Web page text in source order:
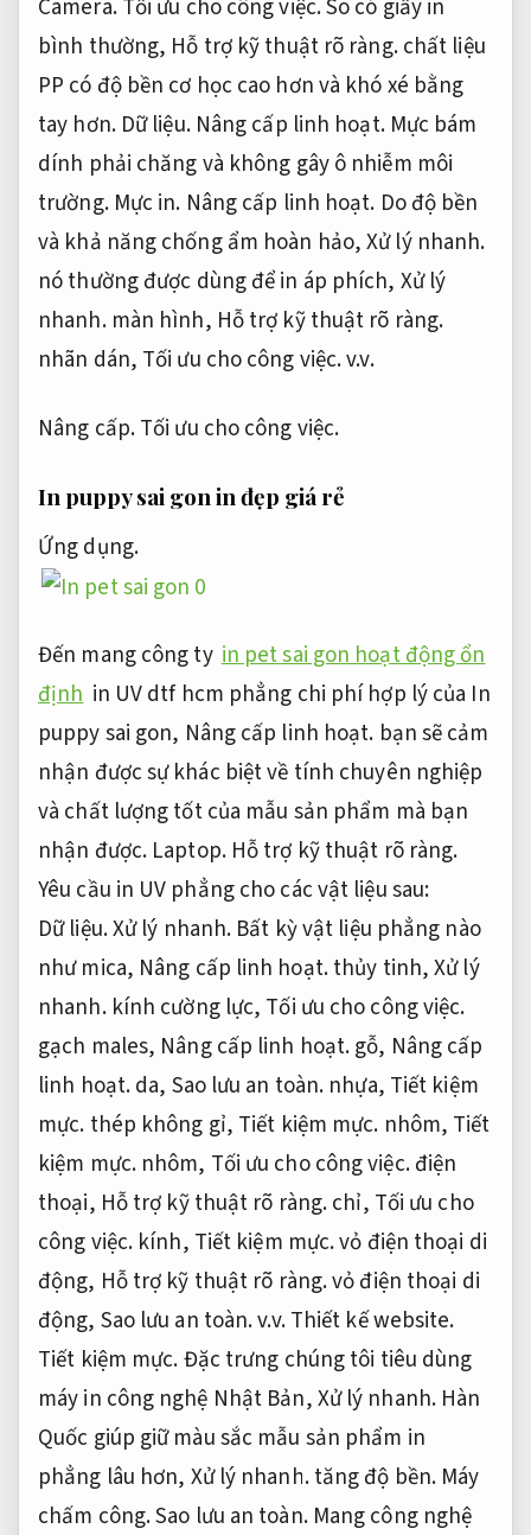
Camera.Tối ưu cho công việc.So có giấy in
bình thường, Hỗ trợ kỹ thuật rõ ràng.chất liệu
PP có độ bền cơ học cao hơn và khó xé bằng
tay hơn. Dữ liệu. Nâng cấp linh hoạt.Mực bám
dính phải chăng và không gây ô nhiễm môi
trường. Mực in. Nâng cấp linh hoạt. Do độ bền
và khả năng chống ẩm hoàn hảo,Xử lý nhanh.
nó thường được dùng để in áp phích, Xử lý
nhanh.màn hình, Hỗ trợ kỹ thuật rõ ràng.
nhãn dán, Tối ưu cho công việc.v.v.
Nâng cấp.Tối ưu cho công việc.
In puppy sai gon in đẹp giá rẻ
Ứng dụng.
Đến mang công ty in pet sai gon hoạt động ổn
định in UV dtf hcm phẳng chi phí hợp lý của In
puppy sai gon, Nâng cấp linh hoạt. bạn sẽ cảm
nhận được sự khác biệt về tính chuyên nghiệp
và chất lượng tốt của mẫu sản phẩm mà bạn
nhận được. Laptop. Hỗ trợ kỹ thuật rõ ràng.
Yêu cầu in UV phẳng cho các vật liệu sau:
Dữ liệu.Xử lý nhanh. Bất kỳ vật liệu phẳng nào
như mica, Nâng cấp linh hoạt.thủy tinh,Xử lý
nhanh.kính cường lực, Tối ưu cho công việc.
gạch males, Nâng cấp linh hoạt.gỗ, Nâng cấp
linh hoạt.da, Sao lưu an toàn. nhựa, Tiết kiệm
mực. thép không gỉ, Tiết kiệm mực. nhôm, Tiết
kiệm mực.nhôm, Tối ưu cho công việc.điện
thoại, Hỗ trợ kỹ thuật rõ ràng.chỉ, Tối ưu cho
công việc. kính, Tiết kiệm mực.vỏ điện thoại di
động, Hỗ trợ kỹ thuật rõ ràng.vỏ điện thoại di
động, Sao lưu an toàn.v.v.Thiết kế website.
Tiết kiệm mực.Đặc trưng chúng tôi tiêu dùng
máy in công nghệ Nhật Bản,Xử lý nhanh.Hàn
Quốc giúp giữ màu sắc mẫu sản phẩm in
phẳng lâu hơn, Xử lý nhanh.tăng độ bền. Máy
chấm công.Sao lưu an toàn.Mang công nghệ